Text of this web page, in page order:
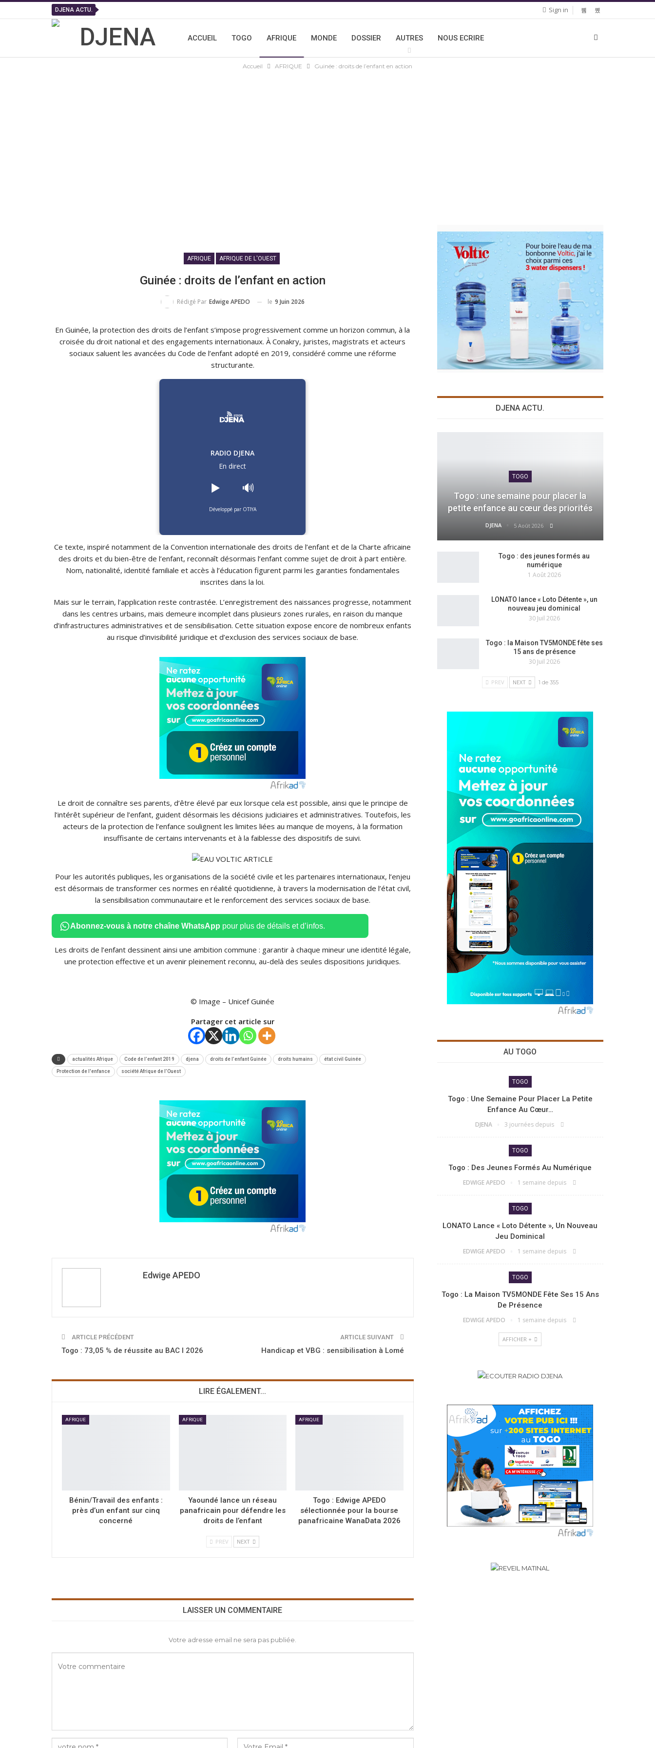
Sign in
DJENA ACTU.
ACCUEIL TOGO AFRIQUE MONDE DOSSIER AUTRES NOUS ECRIRE
Accueil AFRIQUE Guinée : droits de l’enfant en action
AFRIQUE AFRIQUE DE L'OUEST
Guinée : droits de l’enfant en action
Rédigé Par Edwige APEDO le 9 Juin 2026
En Guinée, la protection des droits de l’enfant s’impose progressivement comme un horizon commun, à la
croisée du droit national et des engagements internationaux. À Conakry, juristes, magistrats et acteurs
sociaux saluent les avancées du Code de l’enfant adopté en 2019, considéré comme une réforme
structurante.
RADIO DJENA
En direct
▶️ 🔊
Développé par OTIYA
Ce texte, inspiré notamment de la Convention internationale des droits de l’enfant et de la Charte africaine
des droits et du bien-être de l’enfant, reconnaît désormais l’enfant comme sujet de droit à part entière.
Nom, nationalité, identité familiale et accès à l’éducation figurent parmi les garanties fondamentales
inscrites dans la loi.
Mais sur le terrain, l’application reste contrastée. L’enregistrement des naissances progresse, notamment
dans les centres urbains, mais demeure incomplet dans plusieurs zones rurales, en raison du manque
d’infrastructures administratives et de sensibilisation. Cette situation expose encore de nombreux enfants
au risque d’invisibilité juridique et d’exclusion des services sociaux de base.
Le droit de connaître ses parents, d’être élevé par eux lorsque cela est possible, ainsi que le principe de
l’intérêt supérieur de l’enfant, guident désormais les décisions judiciaires et administratives. Toutefois, les
acteurs de la protection de l’enfance soulignent les limites liées au manque de moyens, à la formation
insuffisante de certains intervenants et à la faiblesse des dispositifs de suivi.
Pour les autorités publiques, les organisations de la société civile et les partenaires internationaux, l’enjeu
est désormais de transformer ces normes en réalité quotidienne, à travers la modernisation de l’état civil,
la sensibilisation communautaire et le renforcement des services sociaux de base.
Abonnez-vous à notre chaîne WhatsApp pour plus de détails et d’infos.
Les droits de l’enfant dessinent ainsi une ambition commune : garantir à chaque mineur une identité légale,
une protection effective et un avenir pleinement reconnu, au-delà des seules dispositions juridiques.
© Image – Unicef Guinée
Partager cet article sur
actualités Afrique Code de l’enfant 2019 djena droits de l’enfant Guinée droits humains état civil Guinée
Protection de l'enfance société Afrique de l’Ouest
Edwige APEDO
ARTICLE PRÉCÉDENT
Togo : 73,05 % de réussite au BAC I 2026
ARTICLE SUIVANT
Handicap et VBG : sensibilisation à Lomé
LIRE ÉGALEMENT...
AFRIQUE
Bénin/Travail des enfants :
près d’un enfant sur cinq
concerné
AFRIQUE
Yaoundé lance un réseau
panafricain pour défendre les
droits de l’enfant
AFRIQUE
Togo : Edwige APEDO
sélectionnée pour la bourse
panafricaine WanaData 2026
PREV NEXT
LAISSER UN COMMENTAIRE
Votre adresse email ne sera pas publiée.
DJENA ACTU.
TOGO
Togo : une semaine pour placer la
petite enfance au cœur des priorités
DJENA 5 Août 2026
Togo : des jeunes formés au
numérique
1 Août 2026
LONATO lance « Loto Détente », un
nouveau jeu dominical
30 Juil 2026
Togo : la Maison TV5MONDE fête ses
15 ans de présence
30 Juil 2026
PREV NEXT 1 de 355
AU TOGO
TOGO
Togo : Une Semaine Pour Placer La Petite
Enfance Au Cœur…
DJENA 3 journées depuis
TOGO
Togo : Des Jeunes Formés Au Numérique
EDWIGE APEDO 1 semaine depuis
TOGO
LONATO Lance « Loto Détente », Un Nouveau
Jeu Dominical
EDWIGE APEDO 1 semaine depuis
TOGO
Togo : La Maison TV5MONDE Fête Ses 15 Ans
De Présence
EDWIGE APEDO 1 semaine depuis
AFFICHER +